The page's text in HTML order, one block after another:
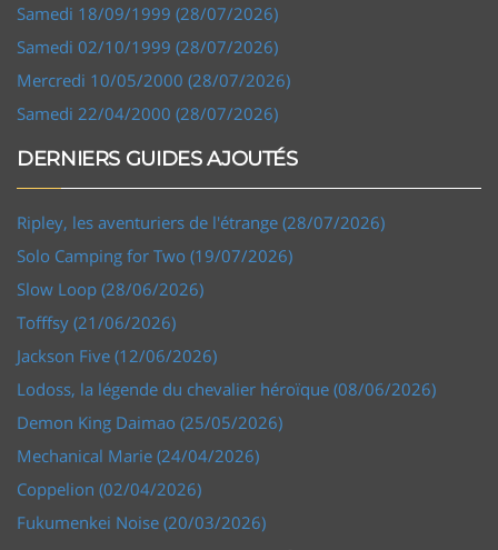
Samedi 18/09/1999 (28/07/2026)
Samedi 02/10/1999 (28/07/2026)
Mercredi 10/05/2000 (28/07/2026)
Samedi 22/04/2000 (28/07/2026)
DERNIERS GUIDES AJOUTÉS
Ripley, les aventuriers de l'étrange (28/07/2026)
Solo Camping for Two (19/07/2026)
Slow Loop (28/06/2026)
Tofffsy (21/06/2026)
Jackson Five (12/06/2026)
Lodoss, la légende du chevalier héroïque (08/06/2026)
Demon King Daimao (25/05/2026)
Mechanical Marie (24/04/2026)
Coppelion (02/04/2026)
Fukumenkei Noise (20/03/2026)